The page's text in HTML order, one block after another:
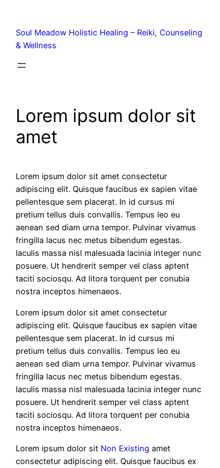
Soul Meadow Holistic Healing – Reiki, Counseling
& Wellness
Lorem ipsum dolor sit
amet
Lorem ipsum dolor sit amet consectetur
adipiscing elit. Quisque faucibus ex sapien vitae
pellentesque sem placerat. In id cursus mi
pretium tellus duis convallis. Tempus leo eu
aenean sed diam urna tempor. Pulvinar vivamus
fringilla lacus nec metus bibendum egestas.
Iaculis massa nisl malesuada lacinia integer nunc
posuere. Ut hendrerit semper vel class aptent
taciti sociosqu. Ad litora torquent per conubia
nostra inceptos himenaeos.
Lorem ipsum dolor sit amet consectetur
adipiscing elit. Quisque faucibus ex sapien vitae
pellentesque sem placerat. In id cursus mi
pretium tellus duis convallis. Tempus leo eu
aenean sed diam urna tempor. Pulvinar vivamus
fringilla lacus nec metus bibendum egestas.
Iaculis massa nisl malesuada lacinia integer nunc
posuere. Ut hendrerit semper vel class aptent
taciti sociosqu. Ad litora torquent per conubia
nostra inceptos himenaeos.
Lorem ipsum dolor sit Non Existing amet
consectetur adipiscing elit. Quisque faucibus ex